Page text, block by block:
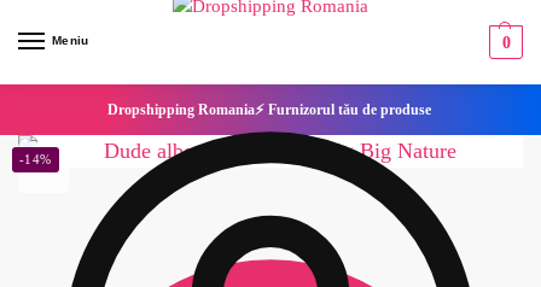
Meniu 0
Dropshipping Romania⚡ Furnizorul tău de produse
-14%